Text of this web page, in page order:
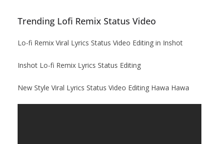
Trending Lofi Remix Status Video
Lo-fi Remix Viral Lyrics Status Video Editing in Inshot
Inshot Lo-fi Remix Lyrics Status Editing
New Style Viral Lyrics Status Video Editing Hawa Hawa